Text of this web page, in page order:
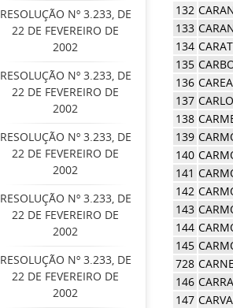
RESOLUÇÃO Nº 3.233, DE
22 DE FEVEREIRO DE
2002
RESOLUÇÃO Nº 3.233, DE
22 DE FEVEREIRO DE
2002
RESOLUÇÃO Nº 3.233, DE
22 DE FEVEREIRO DE
2002
RESOLUÇÃO Nº 3.233, DE
22 DE FEVEREIRO DE
2002
RESOLUÇÃO Nº 3.233, DE
22 DE FEVEREIRO DE
2002
132
133
134
135
136
137
138
139
140
141
142
143
144
145
728
146
147